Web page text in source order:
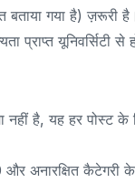
गया है) ज़रूरी है।
प्राप्त यूनिवर्सिटी से
नहीं है, यह हर पोस्ट
और अनारक्षित कैटेगरी